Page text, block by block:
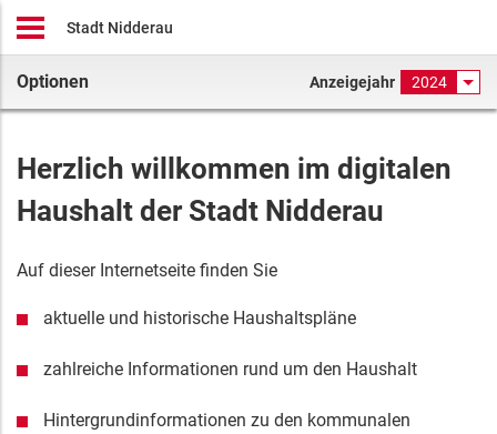
Stadt Nidderau
Optionen Anzeigejahr 2024
Herzlich willkommen im digitalen
Haushalt der Stadt Nidderau
Auf dieser Internetseite finden Sie
aktuelle und historische Haushaltspläne
zahlreiche Informationen rund um den Haushalt
Hintergrundinformationen zu den kommunalen